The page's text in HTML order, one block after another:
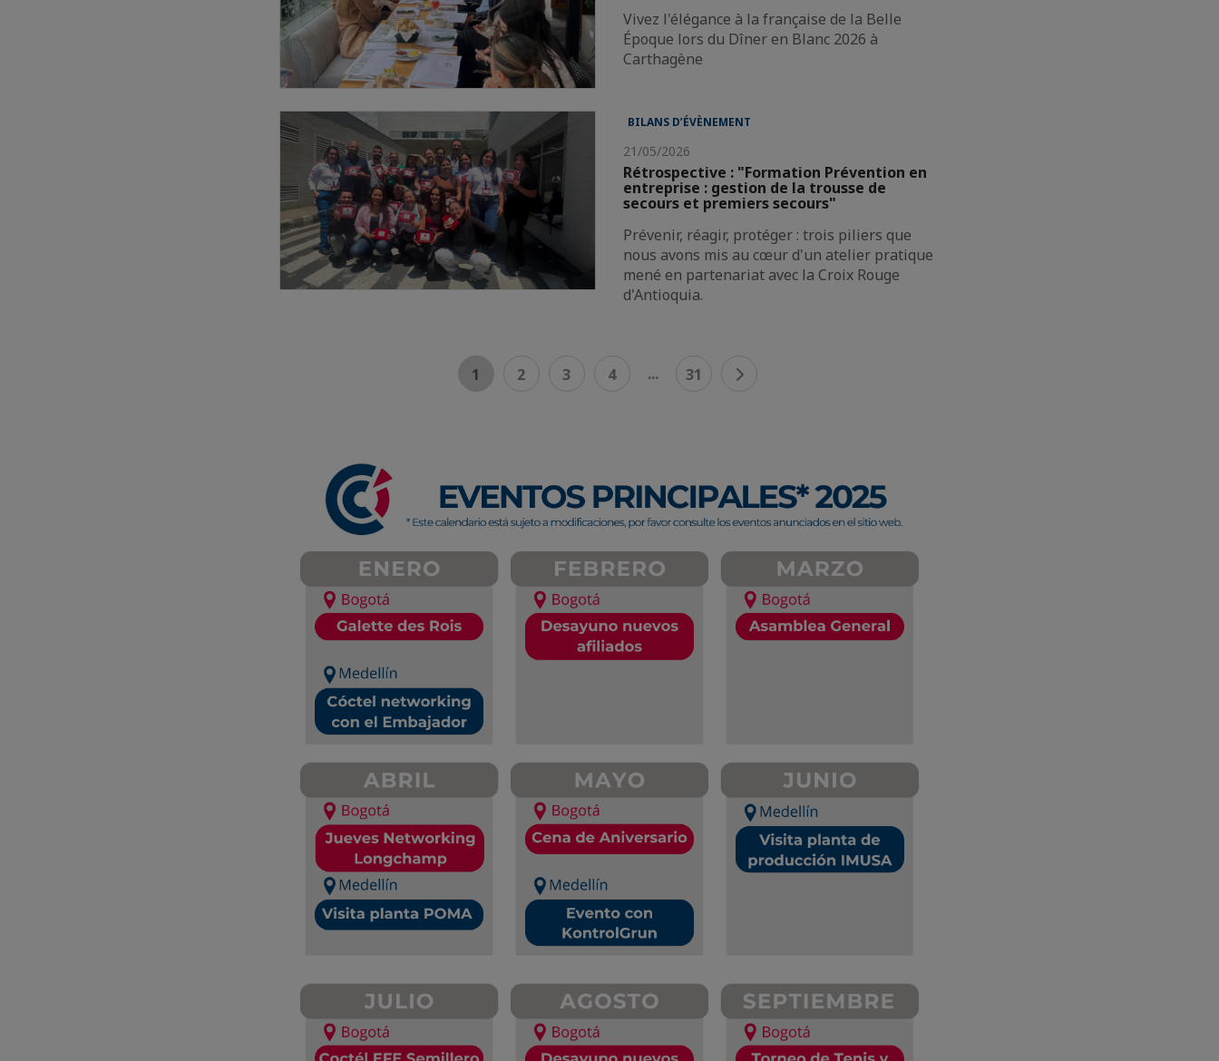
Vivez l'élégance à la française de la Belle
Époque lors du Dîner en Blanc 2026 à
Carthagène
BILANS D’ÉVÈNEMENT
21/05/2026
Rétrospective : "Formation Prévention en
entreprise : gestion de la trousse de
secours et premiers secours"
Prévenir, réagir, protéger : trois piliers que
nous avons mis au cœur d'un atelier pratique
mené en partenariat avec la Croix Rouge
d'Antioquia.
1 2 3 4 ... 31